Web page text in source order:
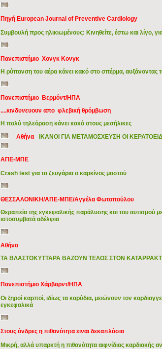
Πηγή European Journal of Preventive Cardiology
Συμβουλή προς ηλικιωμένους: Κινηθείτε, έστω και λίγο,
Πανεπιστήμιο Χονγκ Κονγκ
Η ρύπανση του αέρα κάνει κακό στο σπέρμα, αυξάνοντας
Πανεπιστήμιο Βερμόντ/ΗΠΑ
....κινδυνευουν απο φλεβική θρόμβωση
Η πολύ τηλεόραση κάνει κακό στους μεσήλικες
Αθήνα - ΙΚΑΝΟΙ ΓΙΑ ΜΕΤΑΜΟΣΧΕΥΣΗ ΟΙ
ΑΠΕ-ΜΠΕ
Crash test για τα ζευγάρια ο καρκίνος μαστού
ΘΕΣΣΑΛΟΝΙΚΗ/ΑΠΕ-ΜΠΕ/Αγγέλα Φωτοπούλου
Θεραπεία της εγκεφαλικής παράλυσης και του αυτισμού
ιστοσυμβατά αδέλφια
Αθήνα
ΤΑ ΒΛΑΣΤΟΚΥΤΤΑΡΑ ΒΑΖΟΥΝ ΤΕΛΟΣ ΣΤΟΝ
Πανεπιστήμιο Χάρβαρντ/ΗΠΑ
Οι ξηροί καρποί, ιδίως τα καρύδια, μειώνουν τον
εγκεφαλικά
Στους άνδρες η πιθανότητα ειναι δεκαπλάσια
Μικρή, αλλά υπαρκτή η πιθανότητα αιφνίδιας καρδιακής